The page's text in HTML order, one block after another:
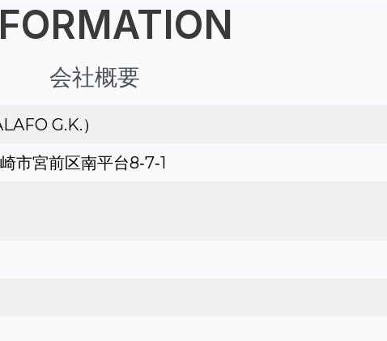
会社概要
G.K.）
市宮前区南平台8‐7‐1